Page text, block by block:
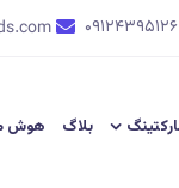
بلاگ هوش